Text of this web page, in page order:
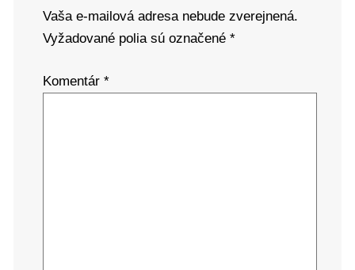
Vaša e-mailová adresa nebude zverejnená.
Vyžadované polia sú označené *
Komentár *